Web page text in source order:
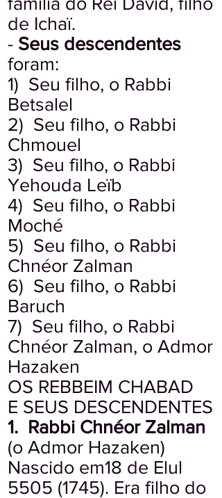
de Ichaï.
- Seus descendentes
foram:
1) Seu filho, o Rabbi
Betsalel
2) Seu filho, o Rabbi
Chmouel
3) Seu filho, o Rabbi
Yehouda Leïb
4) Seu filho, o Rabbi
Moché
5) Seu filho, o Rabbi
Chnéor Zalman
6) Seu filho, o Rabbi
Baruch
7) Seu filho, o Rabbi
Chnéor Zalman, o Admor
Hazaken
OS REBBEIM CHABAD
E SEUS DESCENDENTES
1. Rabbi Chnéor Zalman
(o Admor Hazaken)
Nascido em18 de Elul
5505 (1745). Era filho do